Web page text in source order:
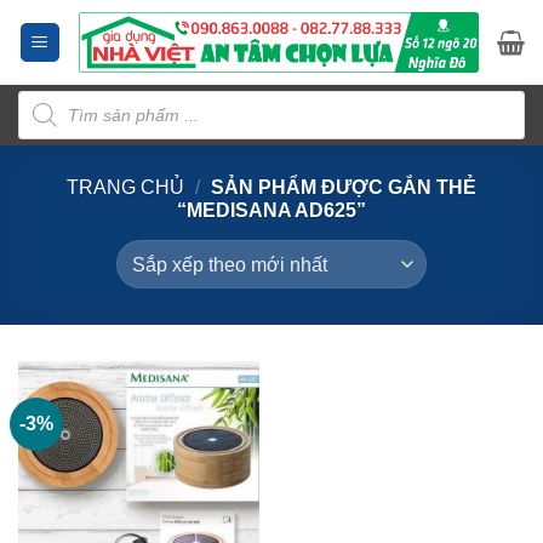
dung
Tìm
kiếm
sản
phẩm
TRANG CHỦ / SẢN PHẨM ĐƯỢC GẮN THẺ
“MEDISANA AD625”
-3%